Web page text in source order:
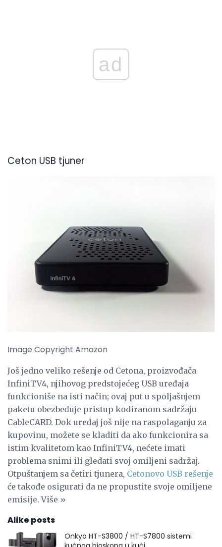
ad
Ceton USB tjuner
Image Copyright Amazon
Još jedno veliko rešenje od Cetona, proizvođača
InfiniTV4, njihovog predstojećeg USB uređaja
funkcioniše na isti način; ovaj put u spoljašnjem
paketu obezbeđuje pristup kodiranom sadržaju
CableCARD. Dok uređaj još nije na raspolaganju za
kupovinu, možete se kladiti da ako funkcionira sa
istim kvalitetom kao InfiniTV4, nećete imati
problema snimi ili gledati svoj omiljeni sadržaj.
Otpuštanjem sa četiri tjunera, Cetonovo USB rešenje
će takođe osigurati da ne propustite svoje omiljene
emisije. Više »
Alike posts
Onkyo HT-S3800 / HT-S7800 sistemi